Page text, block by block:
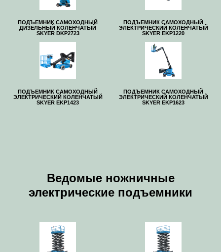
ПОДЪЕМНИК САМОХОДНЫЙ
ДИЗЕЛЬНЫЙ КОЛЕНЧАТЫЙ
SKYER DKP2723
ПОДЪЕМНИК САМОХОДНЫЙ
ЭЛЕКТРИЧЕСКИЙ КОЛЕНЧАТЫЙ
SKYER EKP1220
ПОДЪЕМНИК САМОХОДНЫЙ
ЭЛЕКТРИЧЕСКИЙ КОЛЕНЧАТЫЙ
SKYER EKP1423
ПОДЪЕМНИК САМОХОДНЫЙ
ЭЛЕКТРИЧЕСКИЙ КОЛЕНЧАТЫЙ
SKYER EKP1623
Ведомые ножничные
электрические подъемники